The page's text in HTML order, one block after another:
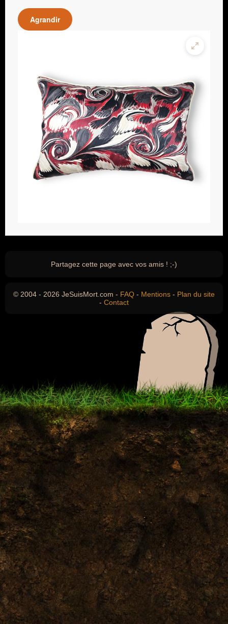
Agrandir
Partagez cette page avec vos amis ! ;-)
© 2004 - 2026 JeSuisMort.com - FAQ - Mentions - Plan du site
- Contact